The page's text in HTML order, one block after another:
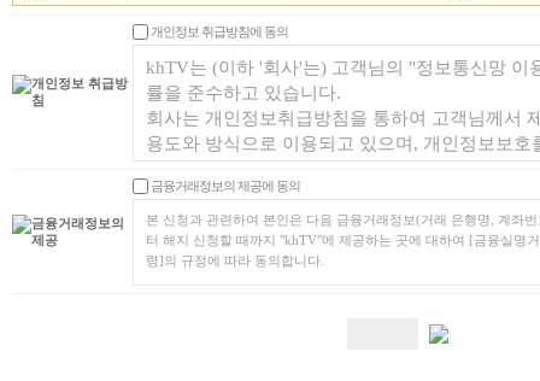
개인정보 취급방침에 동의
금융거래정보의 제공에 동의